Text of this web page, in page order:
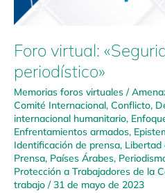
Foro virtual:
periodístico»
Memorias foros virtuales /
Comité Internacional, Conflicto,
internacional humanitario,
Enfrentamientos armados,
Identificación de prensa, Libertad
Prensa, Países Árabes,
Protección a Trabajadores de la
trabajo /31 de mayo de 2023